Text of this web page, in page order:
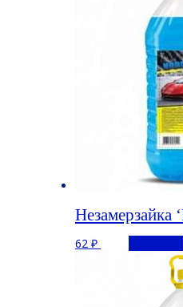
Незамерзайка
62 ₽